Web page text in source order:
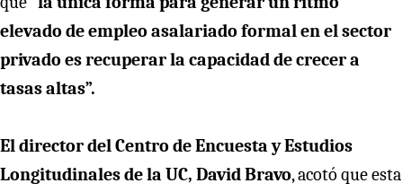
elevado de empleo asalariado formal en el sector
privado es recuperar la capacidad de crecer a
tasas altas”.
El director del Centro de Encuesta y Estudios
Longitudinales de la UC, David Bravo, acotó que esta